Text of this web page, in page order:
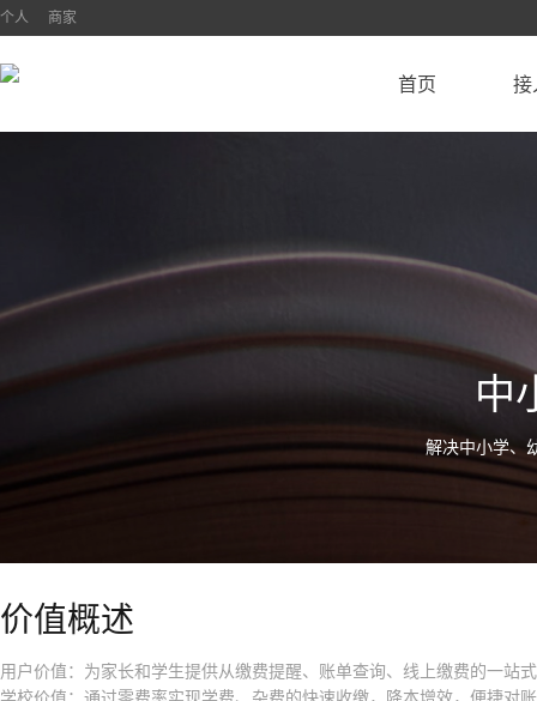
个人 商家
首页 接
中
解决中小学、
价值概述
用户价值：为家长和学生提供从缴费提醒、账单查询、线上缴费的一站
学校价值：通过零费率实现学费、杂费的快速收缴，降本增效，便捷对账